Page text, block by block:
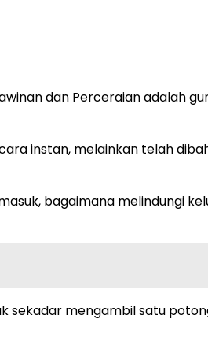
dan Perceraian adalah
instan, melainkan telah
bagaimana melindungi
sekadar mengambil satu